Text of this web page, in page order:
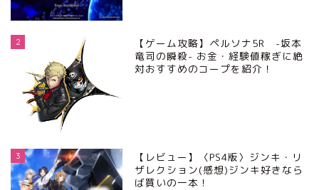
2
【ゲーム攻略】ペルソナ5R -坂本
竜司の瞬殺- お金・経験値稼ぎに絶
対おすすめのコープを紹介！
3
【レビュー】〈PS4版〉ジンキ・リ
ザレクション(感想)ジンキ好きなら
ば買いの一本！